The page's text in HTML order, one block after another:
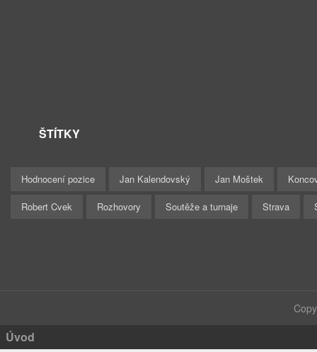
ŠTÍTKY
Hodnocení pozice Jan Kalendovský Jan Moštek
Robert Cvek Rozhovory Soutěže a turnaje Strava
Úvod